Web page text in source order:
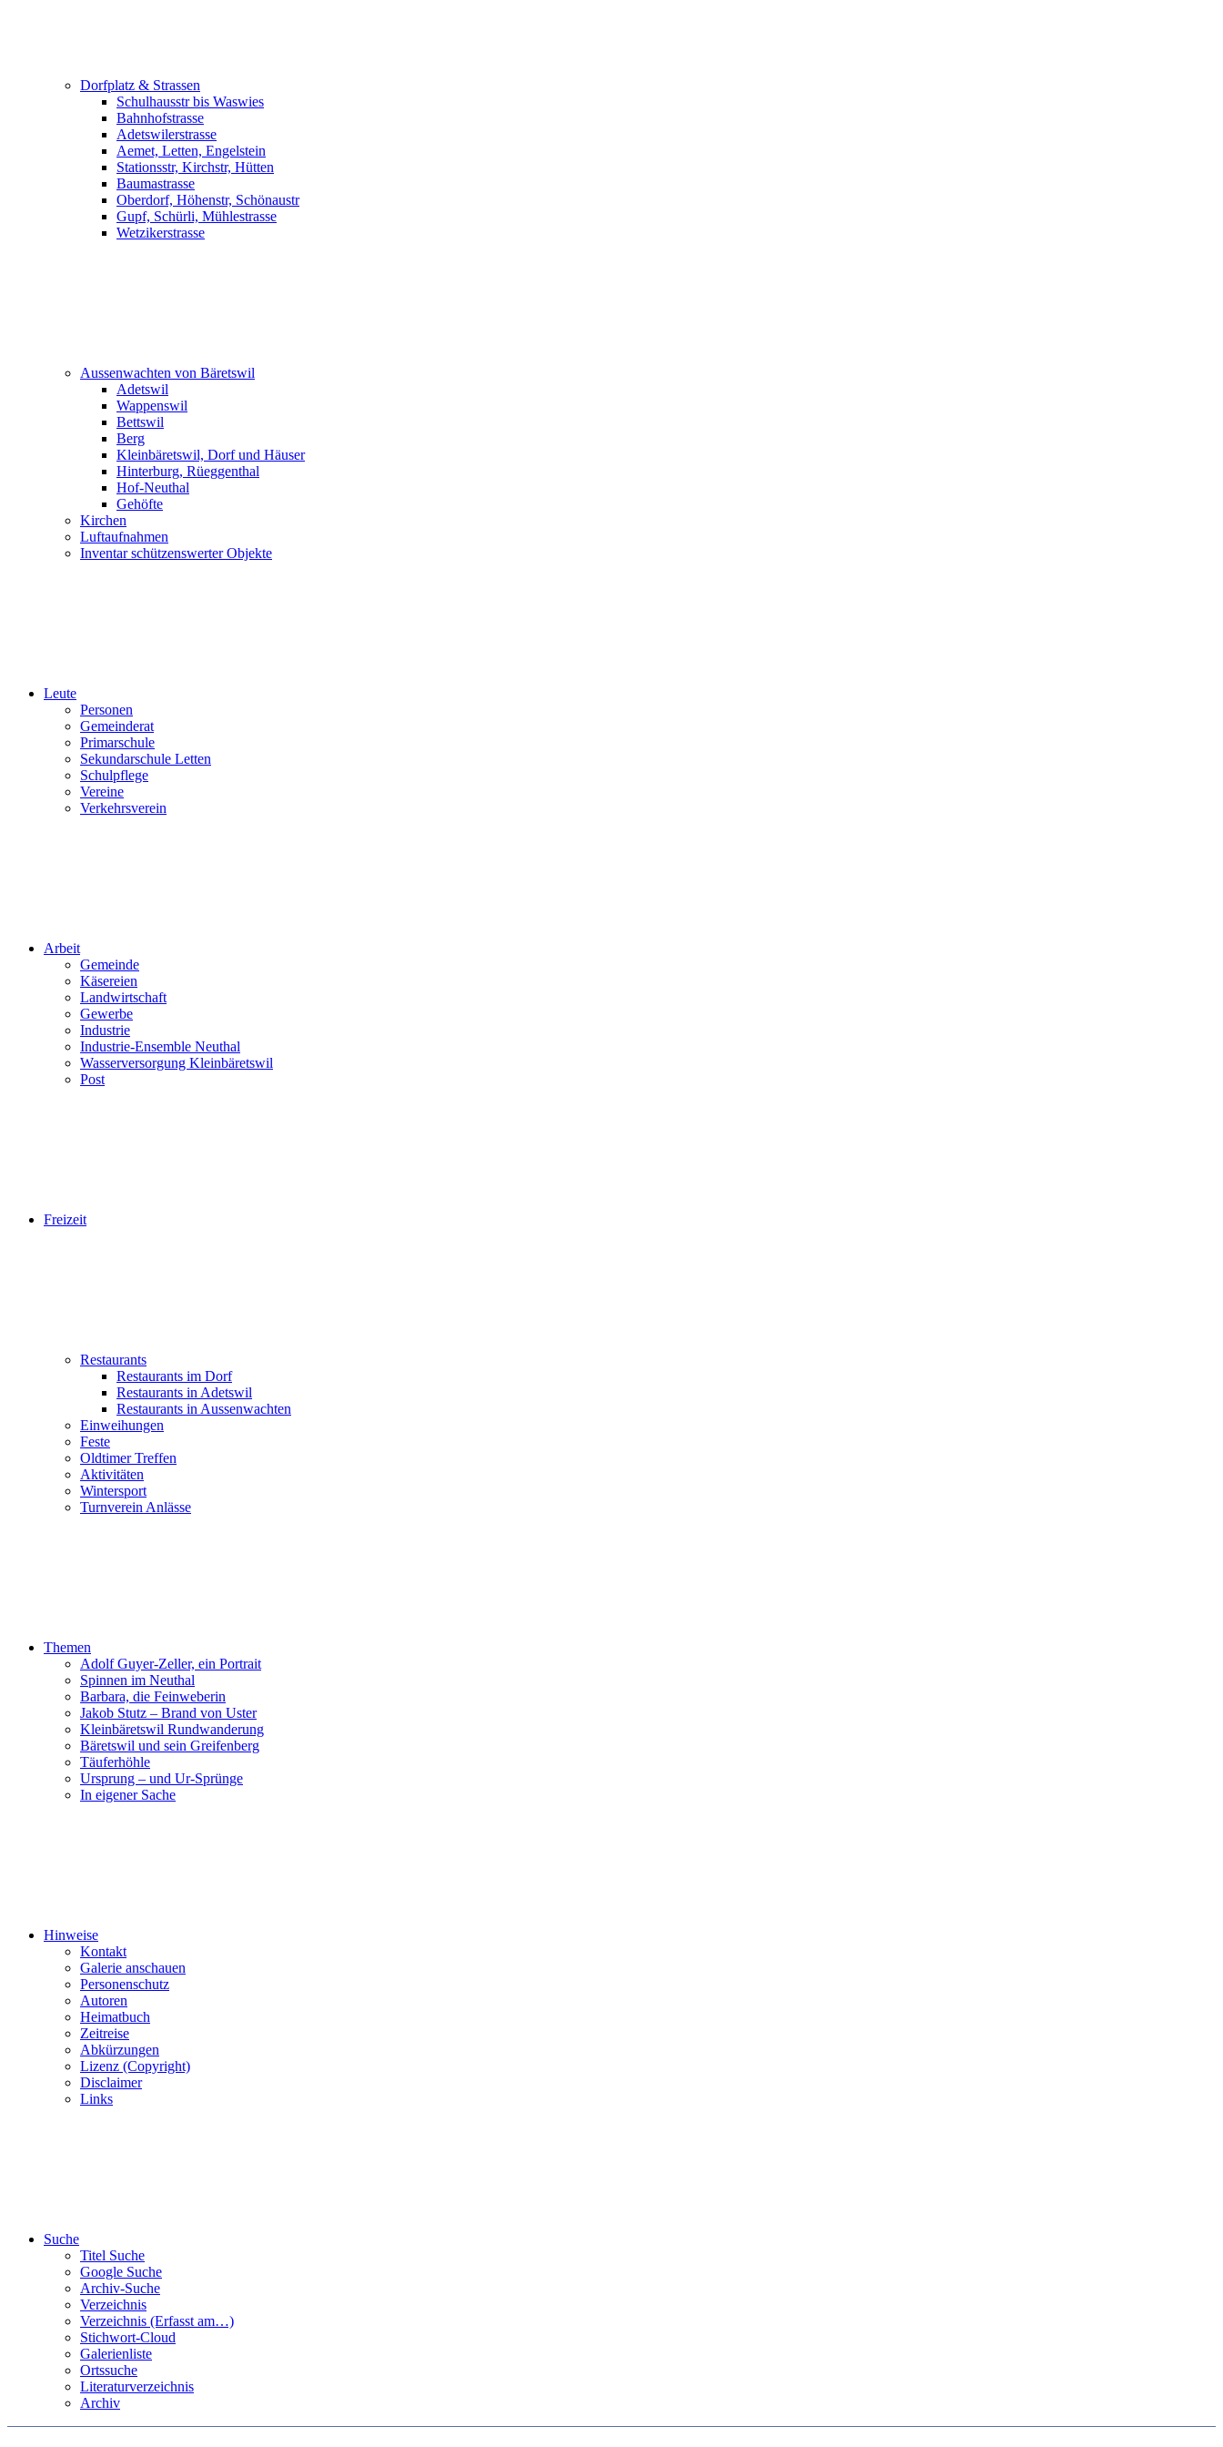
Dorfplatz & Strassen
Schulhausstr bis Waswies
Bahnhofstrasse
Adetswilerstrasse
Aemet, Letten, Engelstein
Stationsstr, Kirchstr, Hütten
Baumastrasse
Oberdorf, Höhenstr, Schönaustr
Gupf, Schürli, Mühlestrasse
Wetzikerstrasse
Aussenwachten von Bäretswil
Adetswil
Wappenswil
Bettswil
Berg
Kleinbäretswil, Dorf und Häuser
Hinterburg, Rüeggenthal
Hof-Neuthal
Gehöfte
Kirchen
Luftaufnahmen
Inventar schützenswerter Objekte
Leute
Personen
Gemeinderat
Primarschule
Sekundarschule Letten
Schulpflege
Vereine
Verkehrsverein
Arbeit
Gemeinde
Käsereien
Landwirtschaft
Gewerbe
Industrie
Industrie-Ensemble Neuthal
Wasserversorgung Kleinbäretswil
Post
Freizeit
Restaurants
Restaurants im Dorf
Restaurants in Adetswil
Restaurants in Aussenwachten
Einweihungen
Feste
Oldtimer Treffen
Aktivitäten
Wintersport
Turnverein Anlässe
Themen
Adolf Guyer-Zeller, ein Portrait
Spinnen im Neuthal
Barbara, die Feinweberin
Jakob Stutz – Brand von Uster
Kleinbäretswil Rundwanderung
Bäretswil und sein Greifenberg
Täuferhöhle
Ursprung – und Ur-Sprünge
In eigener Sache
Hinweise
Kontakt
Galerie anschauen
Personenschutz
Autoren
Heimatbuch
Zeitreise
Abkürzungen
Lizenz (Copyright)
Disclaimer
Links
Suche
Titel Suche
Google Suche
Archiv-Suche
Verzeichnis
Verzeichnis (Erfasst am…)
Stichwort-Cloud
Galerienliste
Ortssuche
Literaturverzeichnis
Archiv